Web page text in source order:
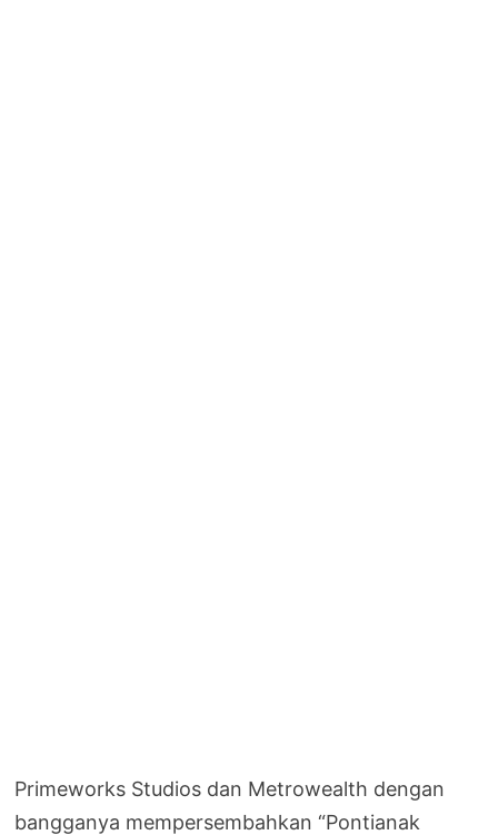
Primeworks Studios dan Metrowealth dengan
bangganya mempersembahkan “Pontianak